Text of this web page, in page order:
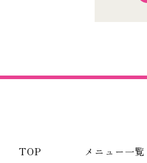
TOP メニュー一覧